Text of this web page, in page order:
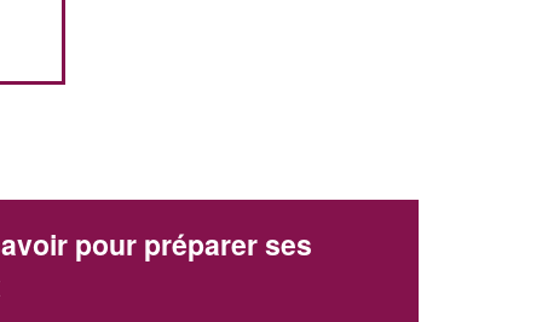
pour préparer ses